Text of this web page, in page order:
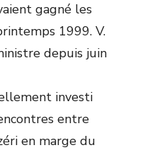
gagné les
1999. V.
depuis juin
investi
entre
en marge du